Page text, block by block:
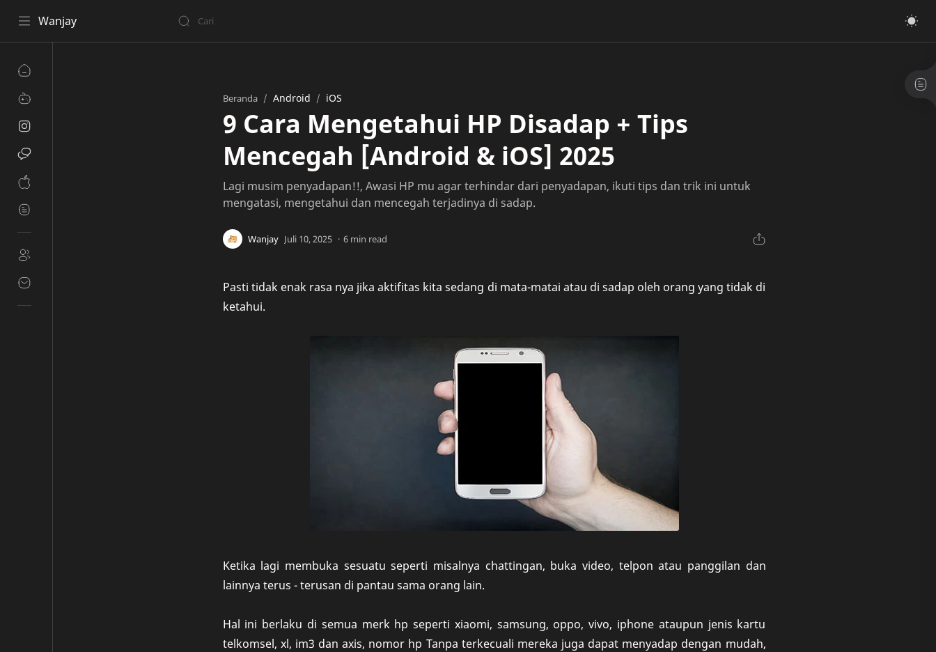
Wanjay
Beranda Android iOS
9 Cara Mengetahui HP Disadap + Tips
Mencegah [Android & iOS] 2025
Lagi musim penyadapan!!, Awasi HP mu agar terhindar dari penyadapan, ikuti tips dan trik ini untuk
mengatasi, mengetahui dan mencegah terjadinya di sadap.
6 min read
Pasti tidak enak rasa nya jika aktifitas kita sedang di mata-matai atau di sadap oleh orang yang tidak di
ketahui.
Ketika lagi membuka sesuatu seperti misalnya chattingan, buka video, telpon atau panggilan dan
lainnya terus - terusan di pantau sama orang lain.
Hal ini berlaku di semua merk hp seperti xiaomi, samsung, oppo, vivo, iphone ataupun jenis kartu
telkomsel, xl, im3 dan axis, nomor hp Tanpa terkecuali mereka juga dapat menyadap dengan mudah,